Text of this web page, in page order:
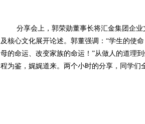
分享会上，郭荣勋董事长将汇金集团企业
及核心文化展开论述。郭董强调：“学生的使
母的命运、改变家族的命运！”从做人的道理
程为鉴，娓娓道来。两个小时的分享，同学们